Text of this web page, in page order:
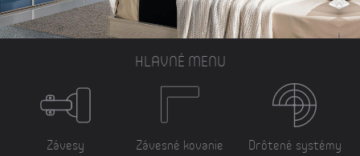
HLAVNÉ MENU
Závesy Závesné kovanie Drôtené systémy